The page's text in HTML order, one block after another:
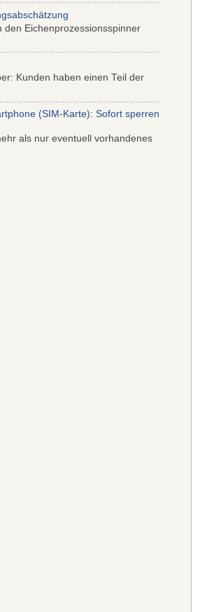
Eichenprozessionsspinner
Kunden haben einen Teil der
(SIM-Karte): Sofort sperren
als nur eventuell vorhandenes